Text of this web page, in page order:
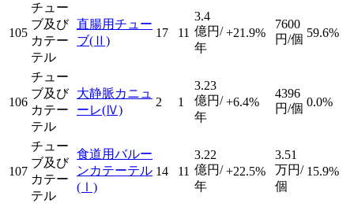
105
チュー
ブ及び
カテー
テル
直腸用チュー
ブ(Ⅱ)
17 11
3.4
億円/
年
+21.9%
7600
円/個 59.6%
106
チュー
ブ及び
カテー
テル
大静脈カニュ
ーレ(Ⅳ)
2 1
3.23
億円/
年
+6.4%
4396
円/個 0.0%
107
チュー
ブ及び
カテー
テル
食道用バルー
ンカテーテル
(Ⅰ)
14 11
3.22
億円/
年
+22.5%
3.51
万円/
個
15.9%